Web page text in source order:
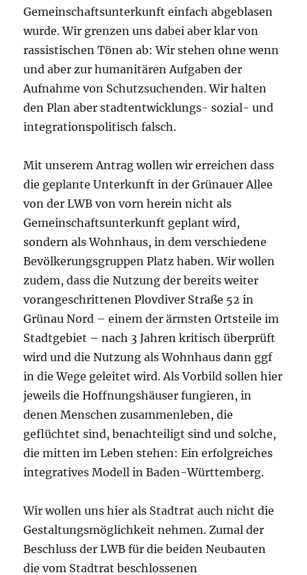
Gemeinschaftsunterkunft einfach abgeblasen
wurde. Wir grenzen uns dabei aber klar von
rassistischen Tönen ab: Wir stehen ohne wenn
und aber zur humanitären Aufgaben der
Aufnahme von Schutzsuchenden. Wir halten
den Plan aber stadtentwicklungs- sozial- und
integrationspolitisch falsch.
Mit unserem Antrag wollen wir erreichen dass
die geplante Unterkunft in der Grünauer Allee
von der LWB von vorn herein nicht als
Gemeinschaftsunterkunft geplant wird,
sondern als Wohnhaus, in dem verschiedene
Bevölkerungsgruppen Platz haben. Wir wollen
zudem, dass die Nutzung der bereits weiter
vorangeschrittenen Plovdiver Straße 52 in
Grünau Nord – einem der ärmsten Ortsteile im
Stadtgebiet – nach 3 Jahren kritisch überprüft
wird und die Nutzung als Wohnhaus dann ggf
in die Wege geleitet wird. Als Vorbild sollen hier
jeweils die Hoffnungshäuser fungieren, in
denen Menschen zusammenleben, die
geflüchtet sind, benachteiligt sind und solche,
die mitten im Leben stehen: Ein erfolgreiches
integratives Modell in Baden-Württemberg.
Wir wollen uns hier als Stadtrat auch nicht die
Gestaltungsmöglichkeit nehmen. Zumal der
Beschluss der LWB für die beiden Neubauten
die vom Stadtrat beschlossenen